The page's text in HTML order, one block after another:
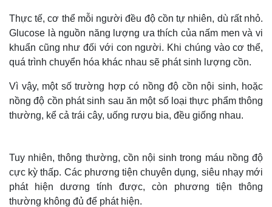
Thực tế, cơ thể mỗi người đều độ cồn tự nhiên, dù rất nhỏ.
Glucose là nguồn năng lượng ưa thích của nấm men và vi
khuẩn cũng như đối với con người. Khi chúng vào cơ thể,
quá trình chuyển hóa khác nhau sẽ phát sinh lượng cồn.
Vì vậy, một số trường hợp có nồng độ cồn nội sinh, hoặc
nồng độ cồn phát sinh sau ăn một số loại thực phẩm thông
thường, kể cả trái cây, uống rượu bia, đều giống nhau.
Tuy nhiên, thông thường, cồn nội sinh trong máu nồng độ
cực kỳ thấp. Các phương tiện chuyên dụng, siêu nhạy mới
phát hiện dương tính được, còn phương tiện thông
thường không đủ để phát hiện.